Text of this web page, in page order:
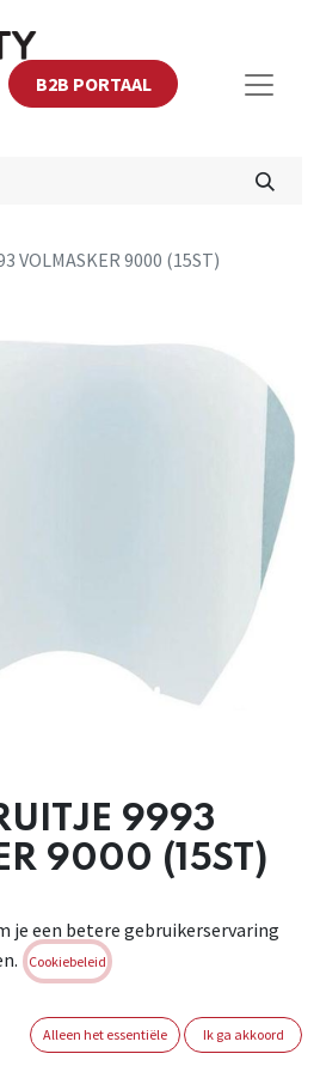
B2B PORTAAL
VOLMASKER 9000 (15ST)
9993
9000 (15ST)
om verder te
je een betere gebruikerservaring
Cookiebeleid
Alleen het essentiële Ik ga akkoord